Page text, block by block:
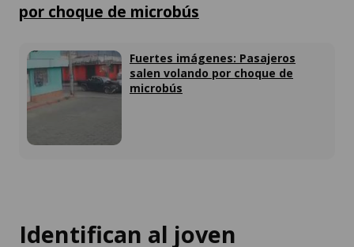
por choque de microbús
Fuertes imágenes: Pasajeros
salen volando por choque de
microbús
Identifican al joven